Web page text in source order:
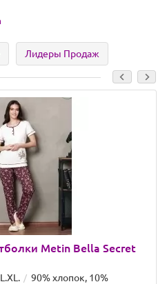
Лидеры Продаж
Metin Bella Secret
90% хлопок, 10%